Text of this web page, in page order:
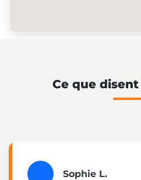
Ce que
Sophie L.